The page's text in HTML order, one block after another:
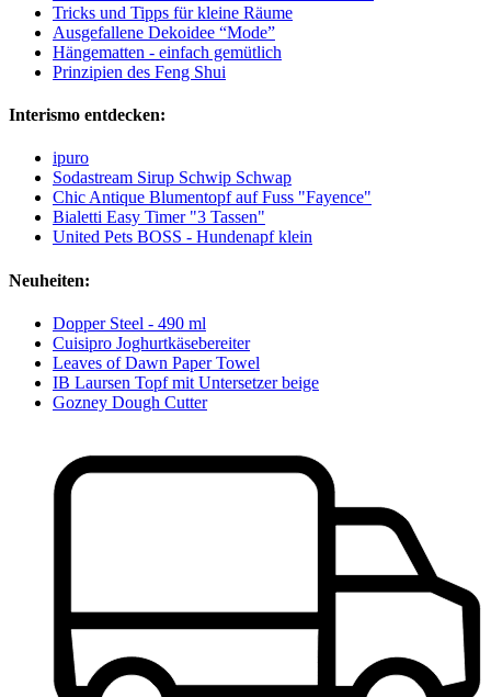
Tricks und Tipps für kleine Räume
Ausgefallene Dekoidee “Mode”
Hängematten - einfach gemütlich
Prinzipien des Feng Shui
Interismo entdecken:
ipuro
Sodastream Sirup Schwip Schwap
Chic Antique Blumentopf auf Fuss "Fayence"
Bialetti Easy Timer "3 Tassen"
United Pets BOSS - Hundenapf klein
Neuheiten:
Dopper Steel - 490 ml
Cuisipro Joghurtkäsebereiter
Leaves of Dawn Paper Towel
IB Laursen Topf mit Untersetzer beige
Gozney Dough Cutter